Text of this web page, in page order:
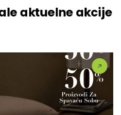
aktuelne akcije